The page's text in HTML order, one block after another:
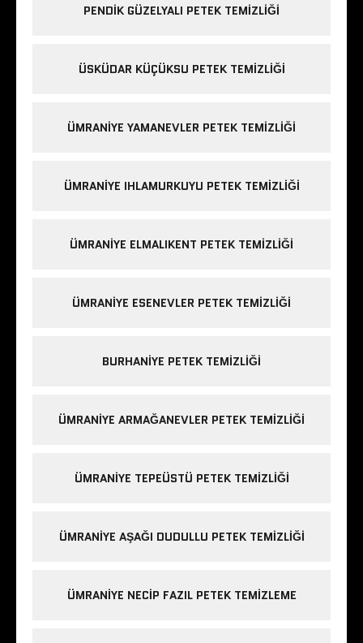
PENDIK GÜZELYALI PETEK TEMIZLIĞI
ÜSKÜDAR KÜÇÜKSU PETEK TEMIZLIĞI
ÜMRANIYE YAMANEVLER PETEK TEMIZLIĞI
ÜMRANIYE IHLAMURKUYU PETEK TEMIZLIĞI
ÜMRANIYE ELMALIKENT PETEK TEMIZLIĞI
ÜMRANIYE ESENEVLER PETEK TEMIZLIĞI
BURHANIYE PETEK TEMIZLIĞI
ÜMRANIYE ARMAĞANEVLER PETEK TEMIZLIĞI
ÜMRANIYE TEPEÜSTÜ PETEK TEMIZLIĞI
ÜMRANIYE AŞAĞI DUDULLU PETEK TEMIZLIĞI
ÜMRANIYE NECIP FAZIL PETEK TEMIZLEME